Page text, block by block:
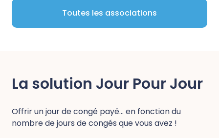
Toutes les associations
La solution Jour Pour Jour
Offrir un jour de congé payé… en fonction du
nombre de jours de congés que vous avez !